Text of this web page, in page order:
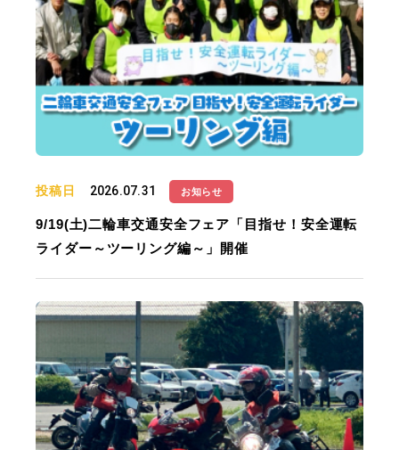
投稿日 2026.07.31 お知らせ
9/19(土)二輪車交通安全フェア「目指せ！安全運転
ライダー～ツーリング編～」開催